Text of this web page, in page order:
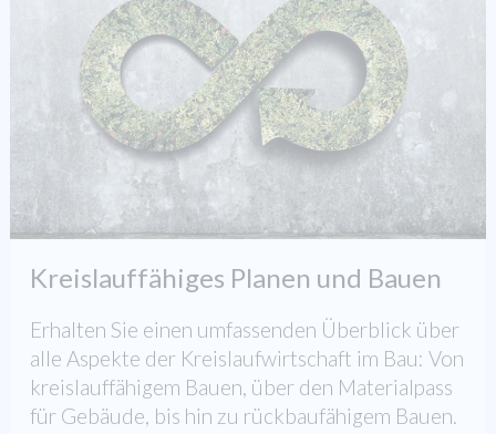
Kreislauffähiges Planen und Bauen
Erhalten Sie einen umfassenden Überblick über
alle Aspekte der Kreislaufwirtschaft im Bau: Von
kreislauffähigem Bauen, über den Materialpass
für Gebäude, bis hin zu rückbaufähigem Bauen.